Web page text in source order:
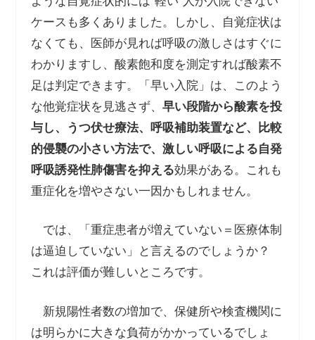
ケースも多くありました。しかし、自覚症状は
なくても、医師が見れば呼吸の激しさはすぐに
わかりますし、酸素飽和度を測定すれば酸素不
足は判定できます。「早い入院」は、このよう
な他覚症状を見逃さず、 早い段階から酸素を投
与し、うつ伏せ療法、呼吸補助装置など、比較
的侵襲の小さい方法で、激しい呼吸による自発
呼吸誘発性肺傷害を抑える効果がある。これも
重症化を増やさない一因かもしれません。
では、「重症患者が増えていない＝医療体制
は逼迫していない」と言えるのでしょうか？
これは評価が難しいところです。
新規陽性者数の増加で、保健所や検査機関に
は明らかに大きな負荷がかかっているでしょ